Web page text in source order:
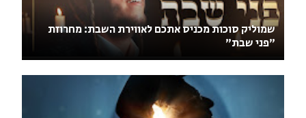
שמוליק סוכות מכניס אתכם לאווירת השבת: מחרוזת
״פני שבת״